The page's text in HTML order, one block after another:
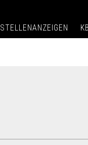
STELLENANZEIGEN